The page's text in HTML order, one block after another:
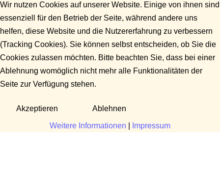
Wir nutzen Cookies auf unserer Website. Einige von ihnen sind
essenziell für den Betrieb der Seite, während andere uns
helfen, diese Website und die Nutzererfahrung zu verbessern
(Tracking Cookies). Sie können selbst entscheiden, ob Sie die
Cookies zulassen möchten. Bitte beachten Sie, dass bei einer
Ablehnung womöglich nicht mehr alle Funktionalitäten der
Seite zur Verfügung stehen.
Akzeptieren Ablehnen
Weitere Informationen Impressum